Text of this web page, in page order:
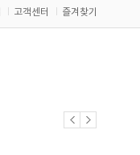
고객센터 즐겨찾기